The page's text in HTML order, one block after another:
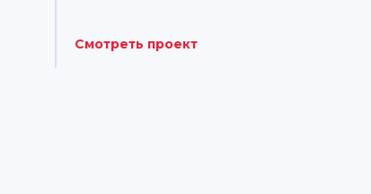
Смотреть проект